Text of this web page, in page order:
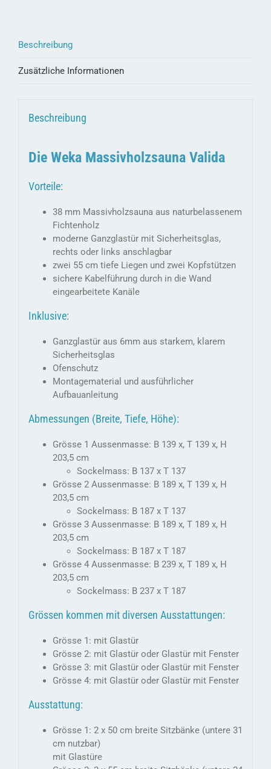
Beschreibung
Zusätzliche Informationen
Beschreibung
Die Weka Massivholzsauna Valida
Vorteile:
38 mm Massivholzsauna aus naturbelassenem
Fichtenholz
moderne Ganzglastür mit Sicherheitsglas,
rechts oder links anschlagbar
zwei 55 cm tiefe Liegen und zwei Kopfstützen
sichere Kabelführung durch in die Wand
eingearbeitete Kanäle
Inklusive:
Ganzglastür aus 6mm aus starkem, klarem
Sicherheitsglas
Ofenschutz
Montagematerial und ausführlicher
Aufbauanleitung
Abmessungen (Breite, Tiefe, Höhe):
Grösse 1 Aussenmasse: B 139 x, T 139 x, H
203,5 cm
Sockelmass: B 137 x T 137
Grösse 2 Aussenmasse: B 189 x, T 139 x, H
203,5 cm
Sockelmass: B 187 x T 137
Grösse 3 Aussenmasse: B 189 x, T 189 x, H
203,5 cm
Sockelmass: B 187 x T 187
Grösse 4 Aussenmasse: B 239 x, T 189 x, H
203,5 cm
Sockelmass: B 237 x T 187
Grössen kommen mit diversen Ausstattungen:
Grösse 1: mit Glastür
Grösse 2: mit Glastür oder Glastür mit Fenster
Grösse 3: mit Glastür oder Glastür mit Fenster
Grösse 4: mit Glastür oder Glastür mit Fenster
Ausstattung:
Grösse 1: 2 x 50 cm breite Sitzbänke (untere 31
cm nutzbar)
mit Glastüre